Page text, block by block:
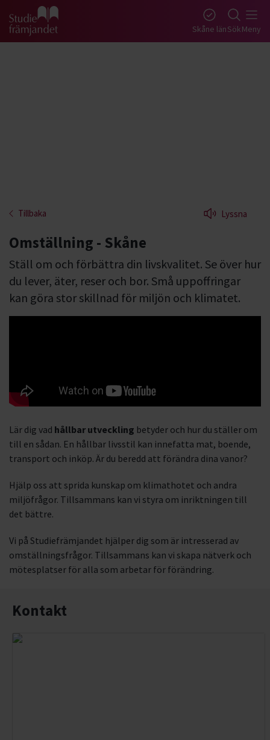
Gå till studiefrämjandets startsida Skåne länSökMeny
Tillbaka Lyssna
Omställning - Skåne
Ställ om och förbättra din livskvalitet. Se över hur
du lever, äter, reser och bor. Små uppoffringar
kan göra stor skillnad för miljön och klimatet.
Lär dig vad hållbar utveckling betyder och hur du ställer om
till en sådan. En hållbar livsstil kan innefatta mat, boende,
transport och inköp. Är du beredd att förändra dina vanor?
Hjälp oss att sprida kunskap om klimathotet och andra
miljöfrågor. Tillsammans kan vi styra om inriktningen till
det bättre.
Vi på Studiefrämjandet hjälper dig som är intresserad av
omställningsfrågor. Tillsammans kan vi skapa nätverk och
mötesplatser för alla som arbetar för förändring.
Kontakt